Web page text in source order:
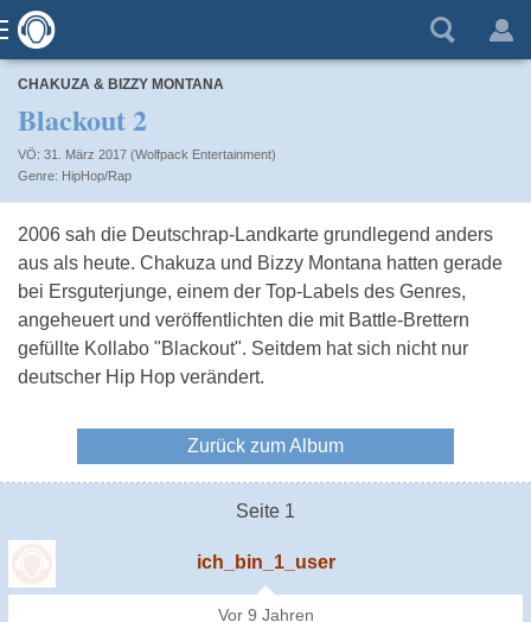
CHAKUZA & BIZZY MONTANA
Blackout 2
VÖ: 31. März 2017 (Wolfpack Entertainment)
HipHop/Rap
2006 sah die Deutschrap-Landkarte grundlegend anders
aus als heute. Chakuza und Bizzy Montana hatten gerade
bei Ersguterjunge, einem der Top-Labels des Genres,
angeheuert und veröffentlichten die mit Battle-Brettern
gefüllte Kollabo "Blackout". Seitdem hat sich nicht nur
deutscher Hip Hop verändert.
Zurück zum Album
Seite 1
ich_bin_1_user
Vor 9 Jahren